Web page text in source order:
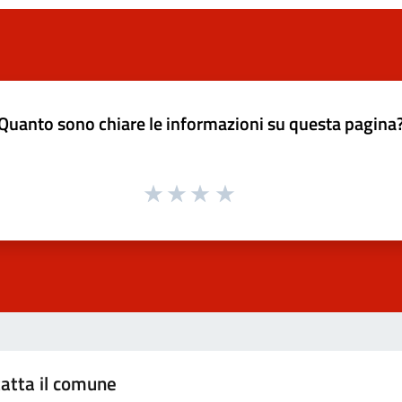
sono chiare le informazioni su questa
il comune